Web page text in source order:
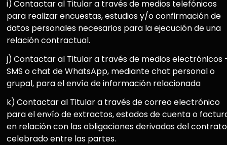
i)Contactar al Titular a través de medios telefónicos
para realizar encuestas, estudios y/o confirmación de
datos personales necesarios para la ejecución de una
relación contractual.
j)Contactar al Titular a través de medios electrónicos
SMS o chat de WhatsApp, mediante chat personal o
grupal, para el envío de información relacionada
k)Contactar al Titular a través de correo electrónico
para el envío de extractos, estados de cuenta o
en relación con las obligaciones derivadas del contrato
celebrado entre las partes.